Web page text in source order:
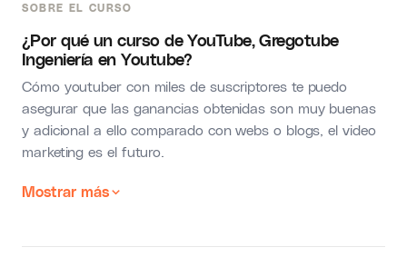
SOBRE EL CURSO
¿Por qué un curso de YouTube, Gregotube
Ingeniería en Youtube?
Cómo youtuber con miles de suscriptores te puedo
asegurar que las ganancias obtenidas son muy buenas
y adicional a ello comparado con webs o blogs, el video
marketing es el futuro.
Mostrar más